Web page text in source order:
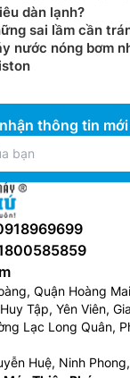
sẵn Wi-Fi trên
Cloud cho
bất cứ nơi đâu,
dễ dàng các
dõi và giám
bằng cách sử
xác định sự cố
cố dễ dàng, tất
dàn lạnh?
sai lầm cần
nước nóng bơm
thông tin
Quận Hoàng
Tập, Yên Viên,
Lạc Long Quân,
Huệ, Ninh